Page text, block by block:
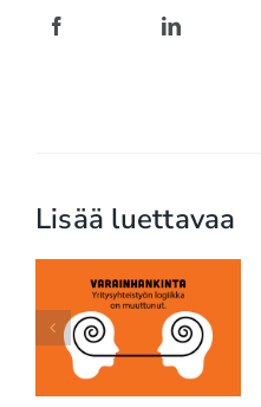
Lisää luettavaa
SpaceX, ESG ja
rahoituksen uusi
todellisuus: edes
maailman rikkaimman
miehen yhtiö ei ole due
diligencen ulkopuolella